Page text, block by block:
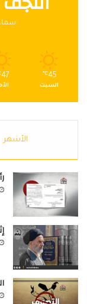
45
℃
السبت
47
الأشهر